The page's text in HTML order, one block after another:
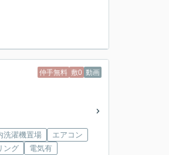
仲手無料 敷0 動画
洗濯機置場
エアコン
ング 電気有